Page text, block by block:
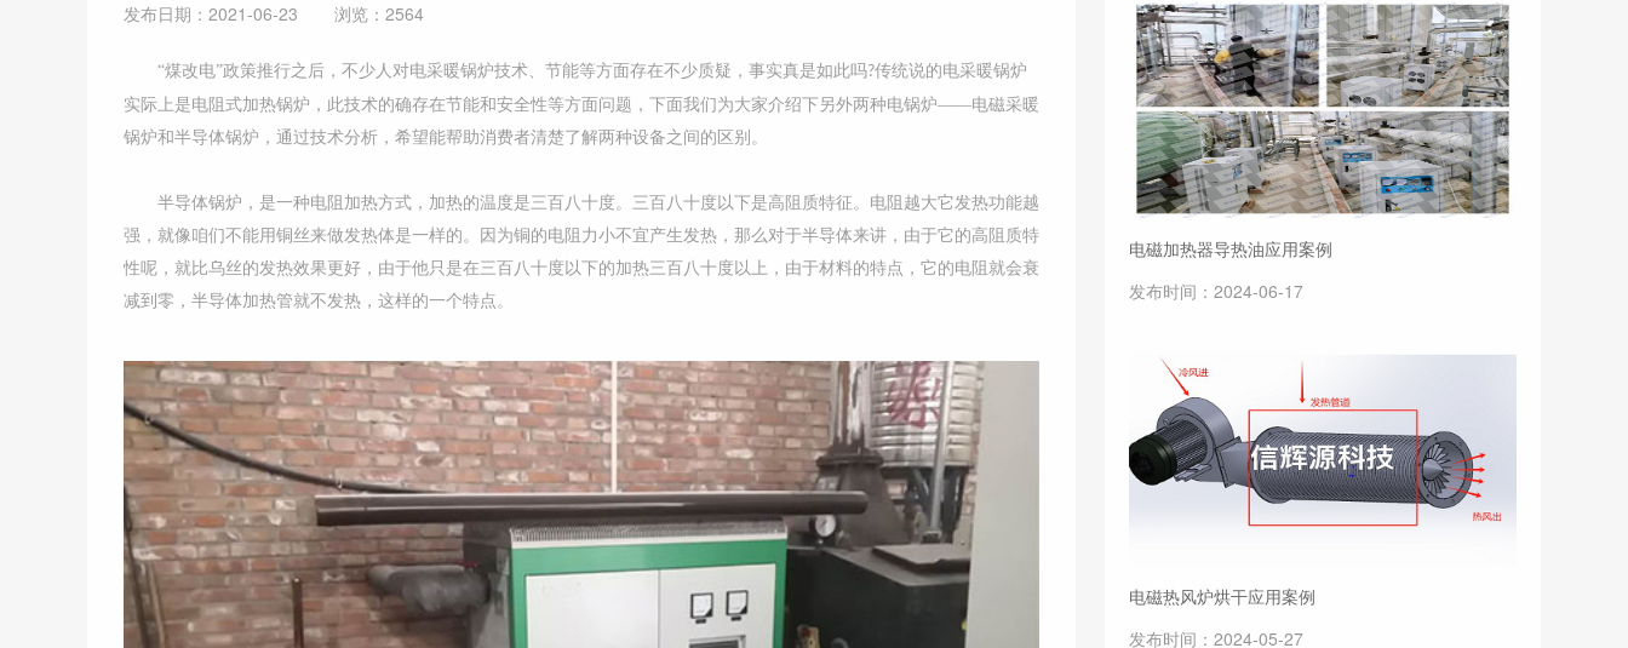
发布日期：2021-06-23 浏览：2564
“煤改电”政策推行之后，不少人对电采暖锅炉技术、节‌‌能等方面存在不少质疑，事实真是如此吗?传统说的电采暖锅炉
实际上是电阻式加热锅炉，此技术的确存在节能和安全性等方面问题，下面我们为大家介绍下另外两种电锅炉——电磁采暖
锅炉和半导体锅炉，通过技术分析，希望能帮助消费者清楚了解两种设备之间的区别。
半导体锅炉，是一种电阻加热方式，加热的温度是三百八十度。三百八十度以下是高阻质特征。电阻越大它发热功能越
强，就像咱们不能用铜丝来做发热体是一样的。因为铜的电阻力小不宜产生发热，那么对于半导体来讲，由于它的高阻质特
性呢，就比乌丝的发热效果更好，由于他只是在三百八十度以下的加热三百八十度以上，由于材料的特点，它的电阻就会衰
减到零，半导体加热管就不发热，这样的一个特点。
电磁加热器导热油应用案例
发布时间：2024-06-17
电磁热风炉烘干应用案例
发布时间：2024-05-27